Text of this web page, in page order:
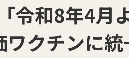
令和8年4月
ワクチンに